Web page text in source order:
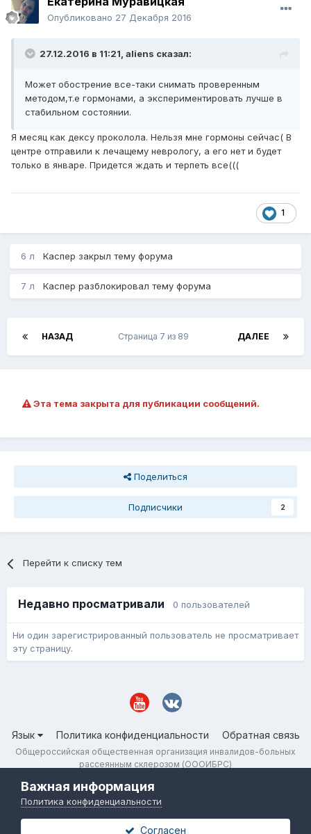
Опубликовано 27 Декабря 2016
27.12.2016 в 11:21, aliens сказал:
Может обострение все-таки снимать проверенным
методом,т.е гормонами, а экспериментировать лучше в
стабильном состоянии.
Я месяц как дексу проколола. Нельзя мне гормоны сейчас( В
центре отправили к лечащему неврологу, а его нет и будет
только в январе. Придется ждать и терпеть все(((
1
6 л Каспер закрыл тему форума
7 л Каспер разблокировал тему форума
НАЗАД ДАЛЕЕ
Страница 7 из 89
Эта тема закрыта для публикации сообщений.
Поделиться
Подписчики 2
Перейти к списку тем
Недавно просматривали 0 пользователей
Ни один зарегистрированный пользователь не просматривает
эту страницу.
Язык Политика конфиденциальности Обратная связь
Общероссийская общественная организация инвалидов-больных
рассеянным склерозом (ОООИБРС)
Важная информация
Политика конфиденциальности
Согласен